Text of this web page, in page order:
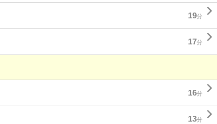
19分 
17分 
16分 
13分 